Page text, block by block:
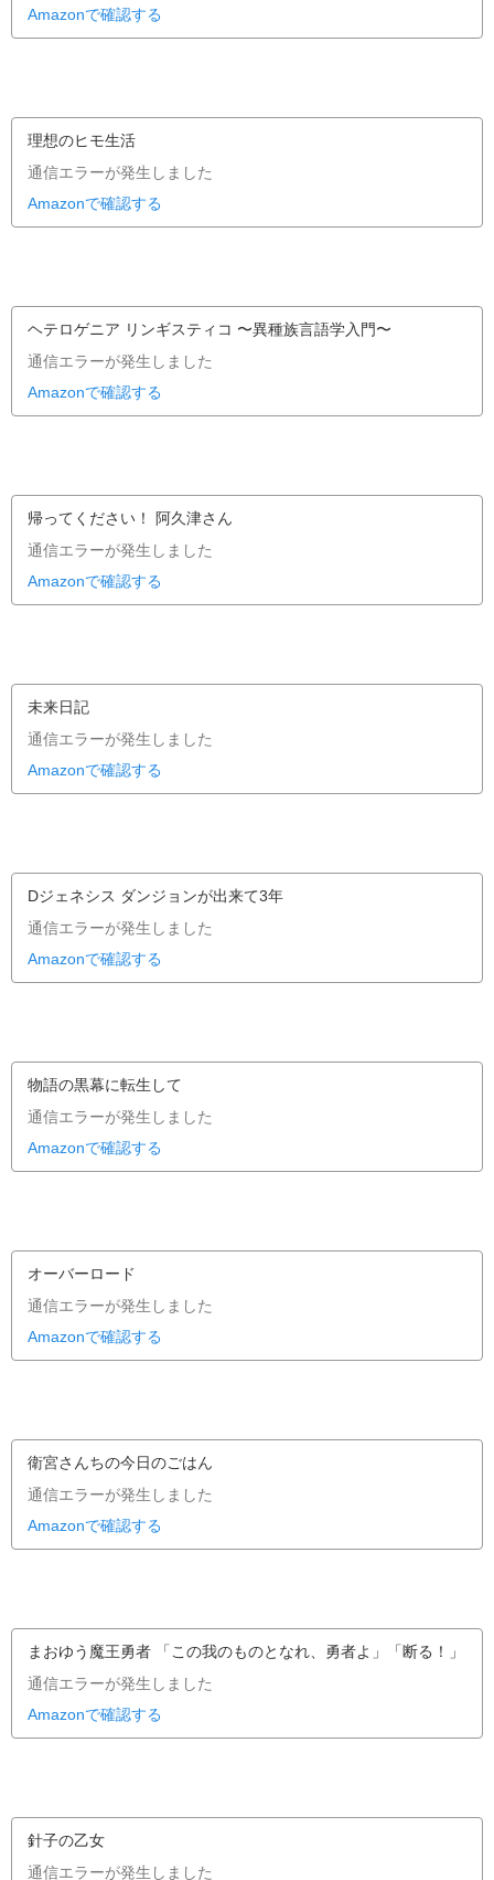
Amazonで確認する
理想のヒモ生活
通信エラーが発生しました
Amazonで確認する
ヘテロゲニア リンギスティコ 〜異種族言語学入門〜
通信エラーが発生しました
Amazonで確認する
帰ってください！ 阿久津さん
通信エラーが発生しました
Amazonで確認する
未来日記
通信エラーが発生しました
Amazonで確認する
Dジェネシス ダンジョンが出来て3年
通信エラーが発生しました
Amazonで確認する
物語の黒幕に転生して
通信エラーが発生しました
Amazonで確認する
オーバーロード
通信エラーが発生しました
Amazonで確認する
衛宮さんちの今日のごはん
通信エラーが発生しました
Amazonで確認する
まおゆう魔王勇者 「この我のものとなれ、勇者よ」「断る！」
通信エラーが発生しました
Amazonで確認する
針子の乙女
通信エラーが発生しました